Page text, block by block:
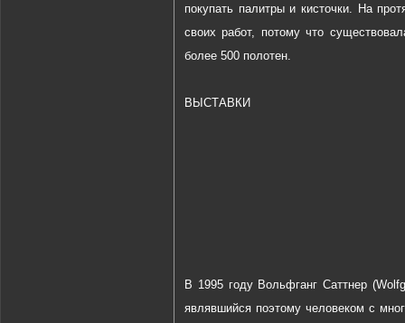
покупать палитры и кисточки. На
своих работ, потому что
более 500 полотен.
ВЫСТАВКИ
В 1995 году Вольфганг Саттнер
являвшийся поэтому человеком с